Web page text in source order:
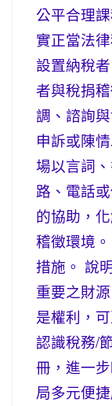
公平合理
實正當法
設置納稅
者與稅捐
調、諮詢
申訴或陳
場以言詞
路、電話
的協助，
稽徵環境
措施。 說
重要之財
是權利，
認識稅務/
冊，進一
局多元便